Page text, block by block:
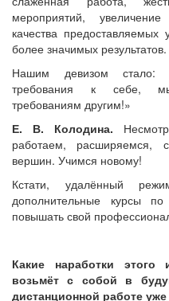
мероприятий,
качества предоставляемых
более значимых результатов.
Нашим девизом стало:
требования к себе, мы
требованиям другим!»
Е. В. Колодина.
работаем, расширяемся,
вершин. Учимся новому!
Кстати, удалённый
дополнительные курсы
повышать свой
Какие наработки этого
возьмёт с собой в
дистанционной работе уже